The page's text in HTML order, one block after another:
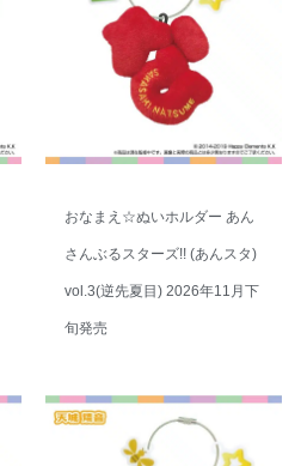
おなまえ☆ぬいホルダー あん
さんぶるスターズ!! (あんスタ)
vol.3(逆先夏目) 2026年11月下
旬発売